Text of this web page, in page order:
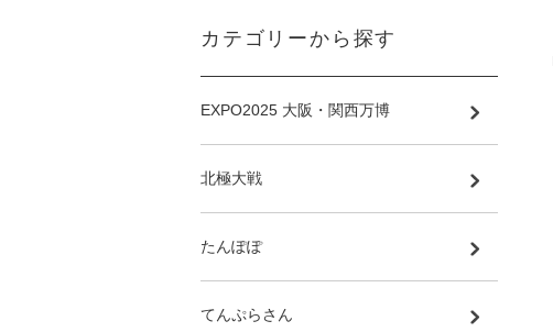
カテゴリーから探す
EXPO2025 大阪・関西万博
北極大戦
たんぽぽ
てんぷらさん